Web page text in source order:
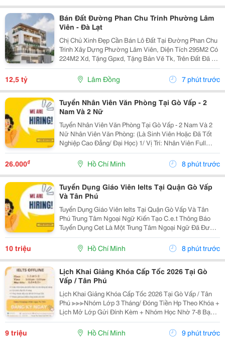
Bán Đất Đường Phan Chu Trinh Phường Lâm
Viên - Đà Lạt
Chị Chủ Xinh Đẹp Cần Bán Lô Đất Tại Đường Phan Chu
Trinh Xây Dựng Phường Lâm Viên, Diện Tích 295M2 Có
224M2 Xd, Tặng Gpxd, Tặng Bản Vẽ Tk, Trên Đất Đã Ép
Cọc Giá 12.5Ty Liên Hệ 0917786186
12,5 tỷ Lâm Đồng 7 phút trước
Tuyển Nhân Viên Văn Phòng Tại Gò Vấp - 2
Nam Và 2 Nữ
Tuyển Nhân Viên Văn Phòng Tại Gò Vấp - 2 Nam Và 2
Nữ Nhân Viên Văn Phòng: (Là Sinh Viên Hoặc Đã Tốt
Nghiệp Cao Đẳng/ Đại Học) 1/ Vị Trí: Nhân Viên Full
Time (2 Nam 2 Nữ) Ca Làm: 13:00 Đến 21:00 (1 Tháng
Được Nghỉ Phép 1 Ngày, Và Hưởng Các Ngày...
26.000₫ Hồ Chí Minh 8 phút trước
Tuyển Dụng Giáo Viên Ielts Tại Quận Gò Vấp
Và Tân Phú
Tuyển Dụng Giáo Viên Ielts Tại Quận Gò Vấp Và Tân
Phú Trung Tâm Ngoại Ngữ Kiến Tạo C.e.t Thông Báo
Tuyển Dụng Cet Là Một Trung Tâm Ngoại Ngữ Đã Được
Thành Lập 16 Năm Chuyên Về Chương Trình Anh Văn
Học Thuật Ielts &Ndash; Toefl Ibt. Trung Tâm...
10 triệu Hồ Chí Minh 8 phút trước
Lịch Khai Giảng Khóa Cấp Tốc 2026 Tại Gò
Vấp / Tân Phú
Lịch Khai Giảng Khóa Cấp Tốc 2026 Tại Gò Vấp / Tân
Phú ≫≫≫Nhóm Lớp 3 Tháng/ Đóng Tiền Hp Theo Khóa +
Lịch Mở Lớp Gửi Đính Kèm + Nhóm Học Nhờ 7-8 Bạn/
Lớp + Giáo Trình Ielts Có Band Điểm Lộ Trình, Sách
Nước Ngoài Bám Sát + Chia Đều 4 Kỹ...
9 triệu Hồ Chí Minh 9 phút trước